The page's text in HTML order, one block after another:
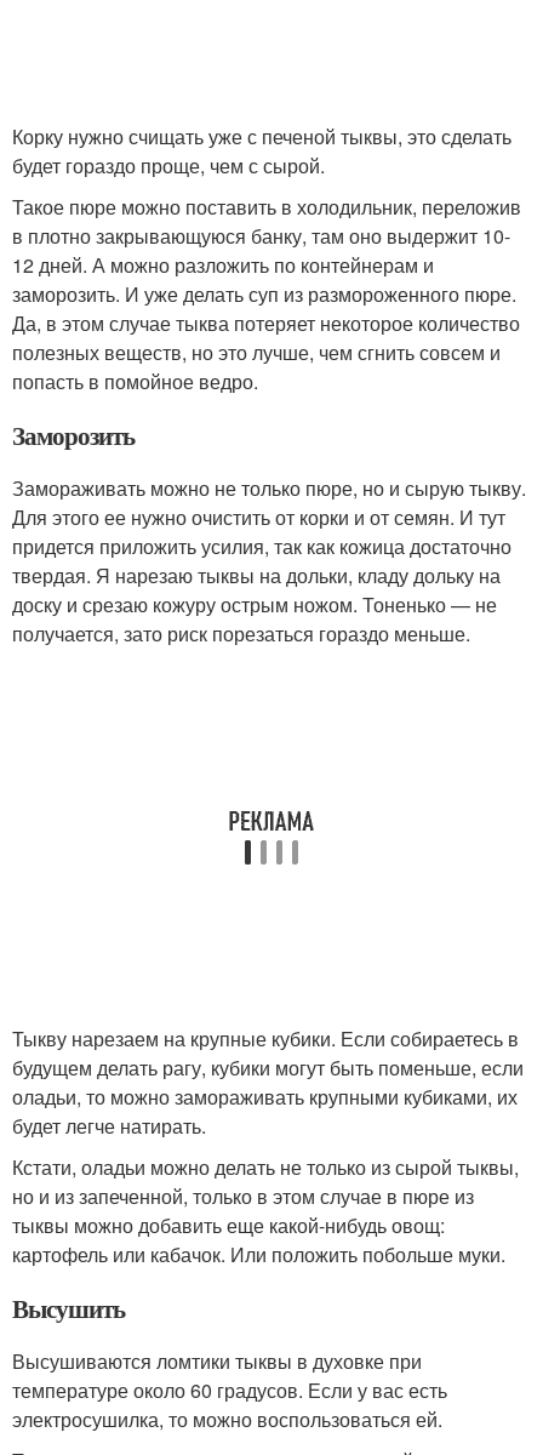
Корку нужно счищать уже с печеной тыквы, это сделать
будет гораздо проще, чем с сырой.
Такое пюре можно поставить в холодильник, переложив
в плотно закрывающуюся банку, там оно выдержит 10-
12 дней. А можно разложить по контейнерам и
заморозить. И уже делать суп из размороженного пюре.
Да, в этом случае тыква потеряет некоторое количество
полезных веществ, но это лучше, чем сгнить совсем и
попасть в помойное ведро.
Заморозить
Замораживать можно не только пюре, но и сырую тыкву.
Для этого ее нужно очистить от корки и от семян. И тут
придется приложить усилия, так как кожица достаточно
твердая. Я нарезаю тыквы на дольки, кладу дольку на
доску и срезаю кожуру острым ножом. Тоненько — не
получается, зато риск порезаться гораздо меньше.
Тыкву нарезаем на крупные кубики. Если собираетесь в
будущем делать рагу, кубики могут быть поменьше, если
оладьи, то можно замораживать крупными кубиками, их
будет легче натирать.
Кстати, оладьи можно делать не только из сырой тыквы,
но и из запеченной, только в этом случае в пюре из
тыквы можно добавить еще какой-нибудь овощ:
картофель или кабачок. Или положить побольше муки.
Высушить
Высушиваются ломтики тыквы в духовке при
температуре около 60 градусов. Если у вас есть
электросушилка, то можно воспользоваться ей.